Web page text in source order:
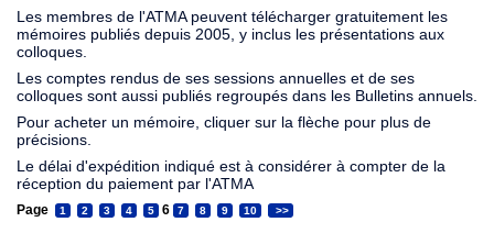
Les membres de l'ATMA peuvent télécharger gratuitement les
mémoires publiés depuis 2005, y inclus les présentations aux
colloques.
Les comptes rendus de ses sessions annuelles et de ses
colloques sont aussi publiés regroupés dans les Bulletins annuels.
Pour acheter un mémoire, cliquer sur la flèche pour plus de
précisions.
Le délai d'expédition indiqué est à considérer à compter de la
réception du paiement par l'ATMA
Page 1 2 3 4 5 6 7 8 9 10 >>